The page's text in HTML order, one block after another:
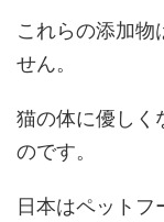
これらの添加物
せん。
猫の体に優しく
のです。
日本はペット